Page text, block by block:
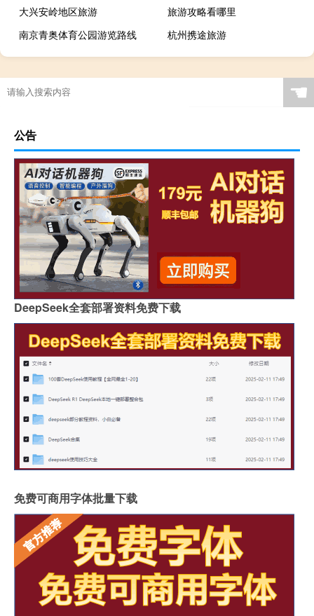
大兴安岭地区旅游
旅游攻略看哪里
南京青奥体育公园游览路线
杭州携途旅游
☚
公告
DeepSeek全套部署资料免费下载
免费可商用字体批量下载